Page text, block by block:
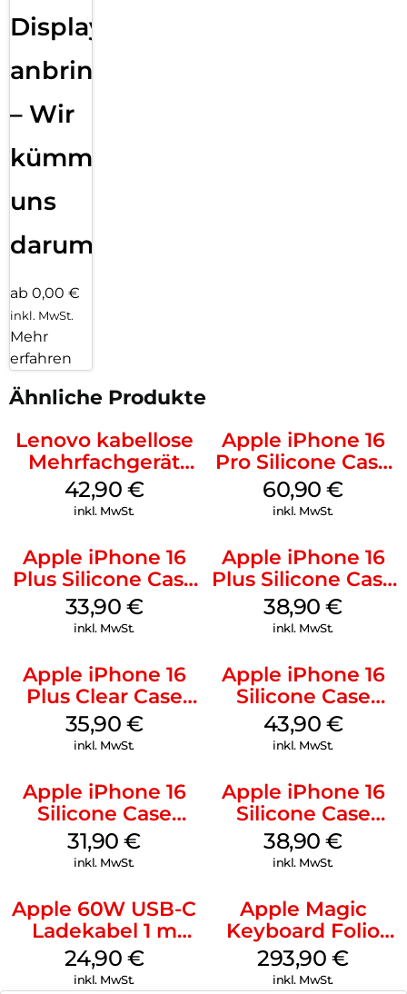
Displayfolie
anbringen
– Wir
kümmern
uns
darum!
ab 0,00 €
inkl. MwSt.
Mehr
erfahren
Ähnliche Produkte
Lenovo kabellose
Mehrfachgerät
Luna Grey
42,90 €
inkl. MwSt.
Apple iPhone 16
Pro Silicone Case
MagSafe Stone
Gray
60,90€
inkl. MwSt.
Apple iPhone 16
Plus Silicone Case
MagSafe Lake
Green
33,90 €
inkl. MwSt.
Apple iPhone 16
Plus Silicone Case
MagSafe Denim
38,90€
inkl. MwSt.
Apple iPhone 16
Plus Clear Case
MagSafe
Transparent
35,90 €
inkl. MwSt.
Apple iPhone 16
Silicone Case
MagSafe Plum
43,90 €
inkl. MwSt.
Apple iPhone 16
Silicone Case
MagSafe Fuchsia
31,90€
inkl. MwSt.
Apple iPhone 16
Silicone Case
MagSafe
Ultramarine
38,90€
inkl. MwSt.
Apple 60W USB-C
Ladekabel 1 m
Weiß
24,90 €
inkl. MwSt.
Apple Magic
Keyboard Folio
iPad 10.9″ (10.Gen.)
Weiß
293,90€
inkl. MwSt.